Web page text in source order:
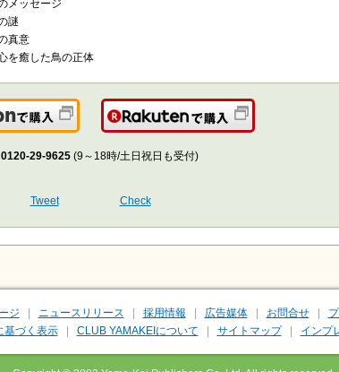
メッセージ
謎
真意
を癒した鳥の正体
Amazonで購入 楽天で購入
0120-29-9625 (9～18時/土日祝日も受付)
Tweet Check
ジ ニュースリリース 採用情報 広告媒体 お問合せ
基づく表示
CLUB YAMAKEIについて サイトマップ インプ